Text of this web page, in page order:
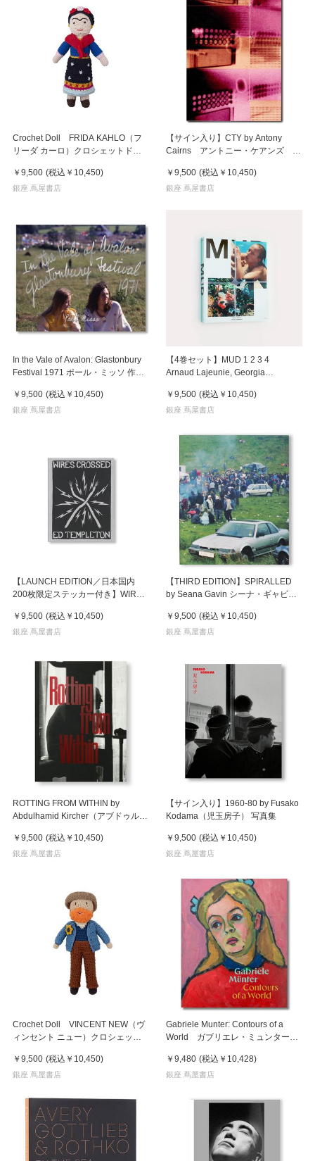
Crochet Doll FRIDA KAHLO（フ
リーダ カーロ）クロシェットドー
￥9,500 (税込 ￥10,450)
銀座 蔦屋書店
【サイン入り】CTY by Antony
Cairns アントニー・ケアンズ 作
￥9,500 (税込 ￥10,450)
銀座 蔦屋書店
In the Vale of Avalon: Glastonbury
Festival 1971 ポール・ミッソ 作品
￥9,500 (税込 ￥10,450)
銀座 蔦屋書店
【4巻セット】MUD 1 2 3 4
Arnaud Lajeunie, Georgia
ジョージア・ペンドルバリー 作品
集
￥9,500 (税込 ￥10,450)
銀座 蔦屋書店
【LAUNCH EDITION／日本国内
200枚限定ステッカー付き】WIRES
ド・テンプルトン 写真集
￥9,500 (税込 ￥10,450)
銀座 蔦屋書店
【THIRD EDITION】SPIRALLED
by Seana Gavin シーナ・ギャビン
￥9,500 (税込 ￥10,450)
銀座 蔦屋書店
ROTTING FROM WITHIN by
Abdulhamid Kircher（アブドゥルハ
￥9,500 (税込 ￥10,450)
銀座 蔦屋書店
【サイン入り】1960-80 by Fusako
Kodama（児玉房子） 写真集
￥9,500 (税込 ￥10,450)
銀座 蔦屋書店
Crochet Doll VINCENT NEW（ヴ
ィンセント ニュー）クロシェット
￥9,500 (税込 ￥10,450)
銀座 蔦屋書店
Gabriele Munter: Contours of a
World ガブリエレ・ミュンター
￥9,480 (税込 ￥10,428)
銀座 蔦屋書店